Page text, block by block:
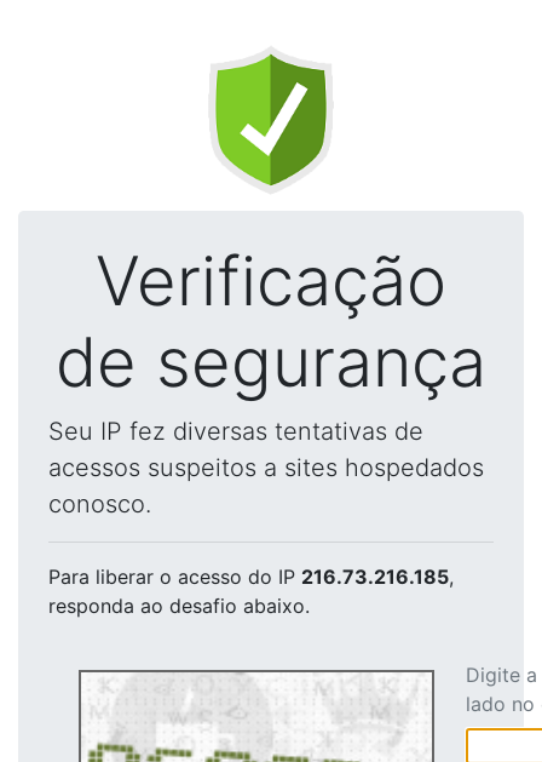
Verificação
de segurança
Seu IP fez diversas tentativas de
acessos suspeitos a sites hospedados
conosco.
Para liberar o acesso do IP 216.73.216.185,
responda ao desafio abaixo.
Digite
lado no